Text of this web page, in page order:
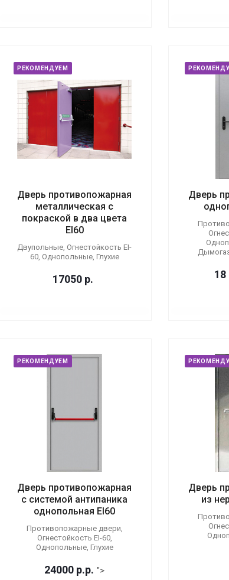
РЕКОМЕНДУЕМ
Дверь противопожарная
металлическая с
покраской в два цвета
EI60
Двупольные, Огнестойкость EI-
60, Однопольные, Глухие
17050 р.
Дверь
18
РЕКОМЕНДУЕМ
Дверь противопожарная
с системой антипаника
однопольная EI60
Противопожарные двери,
Огнестойкость EI-60,
Однопольные, Глухие
24000 р.р. ">
Дверь
из